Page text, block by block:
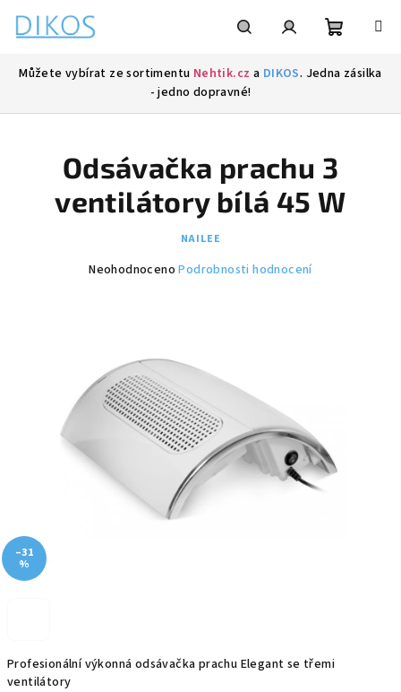
obsah
Můžete vybírat ze sortimentu Nehtik.cz a DIKOS. Jedna zásilka
- jedno dopravné!
Profesionální výkonná odsávačka prachu Elegant se třemi
ventilátory
Odsávačka prachu 3
ventilátory bílá 45 W
NAILEE
Průměrné
hvězdiček.
Neohodnoceno Podrobnosti hodnocení
–31
%